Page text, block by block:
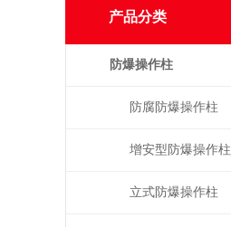
产品分类
防爆操作柱
防腐防爆操作柱
增安型防爆操作柱
立式防爆操作柱